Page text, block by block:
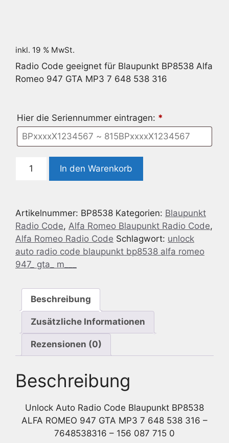
inkl. 19 % MwSt.
Radio Code geeignet für Blaupunkt BP8538 Alfa
Romeo 947 GTA MP3 7 648 538 316
Hier die Seriennummer eintragen: *
Code
Blaupunkt
BP8538
Alfa
Romeo
947
MP3
Menge
In den Warenkorb
Artikelnummer: BP8538 Kategorien: Blaupunkt
Radio Code, Alfa Romeo Blaupunkt Radio Code,
Alfa Romeo Radio Code Schlagwort: unlock
auto radio code blaupunkt bp8538 alfa romeo
947_ gta_ m___
Beschreibung
Zusätzliche Informationen
Rezensionen (0)
Beschreibung
Unlock Auto Radio Code Blaupunkt BP8538
ALFA ROMEO 947 GTA MP3 7 648 538 316 –
7648538316 – 156 087 715 0